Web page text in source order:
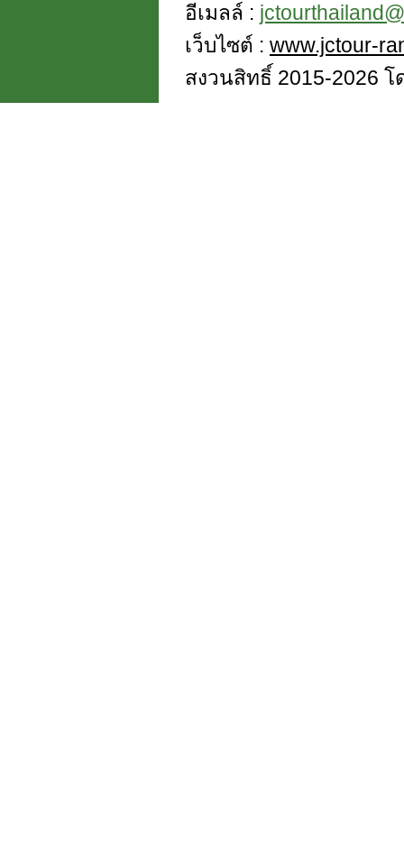
อีเมลล์ :
เว็บไซต์ : www.jctour-
สงวนสิทธิ์ 2015-2026 โ